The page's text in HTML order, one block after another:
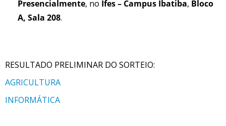
Presencialmente, no Ifes – Campus Ibatiba, Bloco
A, Sala 208.
RESULTADO PRELIMINAR DO SORTEIO:
AGRICULTURA
INFORMÁTICA